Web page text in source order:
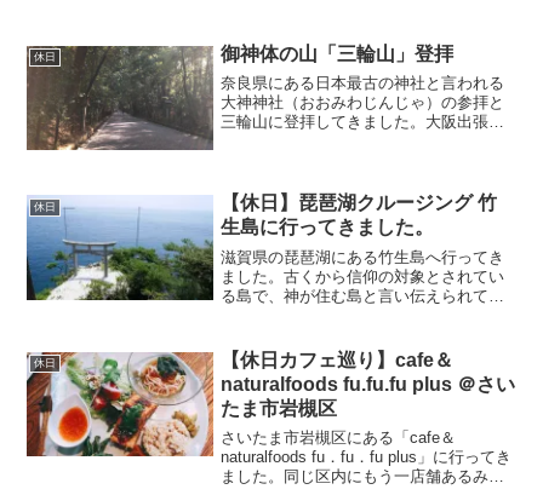
って頂いたのですが、午後からは無料に
なっていました。）朝...
休日 御神体の山「三輪山」登拝
奈良県にある日本最古の神社と言われる
大神神社（おおみわじんじゃ）の参拝と
三輪山に登拝してきました。大阪出張の
なら奈良の三輪山に登って...
休日
【休日】琵琶湖クルージング 竹
生島に行ってきました。
滋賀県の琵琶湖にある竹生島へ行ってき
ました。古くから信仰の対象とされてい
る島で、神が住む島と言い伝えられてき
宝厳寺などがあります。パワースポット
ととして紹介されている記...
休日
【休日カフェ巡り】cafe＆
naturalfoods fu.fu.fu plus ＠さい
たま市岩槻区
さいたま市岩槻区にある「cafe＆
naturalfoods fu．fu．fu plus」に行ってき
ました。同じ区内にもう一店舗あるみた